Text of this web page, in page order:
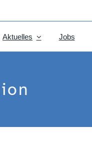
Aktuelles Jobs